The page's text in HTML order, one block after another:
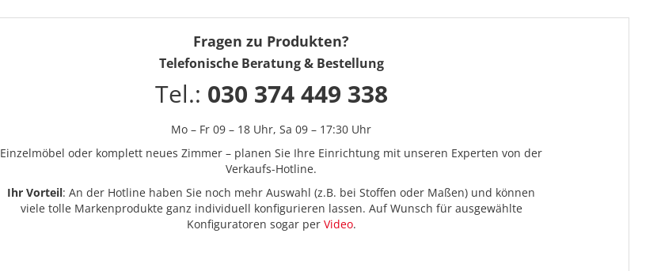
Fragen zu Produkten?
Telefonische Beratung & Bestellung
Tel.: 030 374 449 338
Mo – Fr 09 – 18 Uhr,Sa 09 – 17:30 Uhr
Einzelmöbel oder komplett neues Zimmer – planen Sie Ihre Einrichtung mit unseren Experten von der
Verkaufs-Hotline.
Ihr Vorteil: An der Hotline haben Sie noch mehr Auswahl (z.B. bei Stoffen oder Maßen) und können
viele tolle Markenprodukte ganz individuell konfigurieren lassen. Auf Wunsch für ausgewählte
Konfiguratoren sogar per Video.